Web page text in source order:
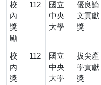
校
內
獎
勵
112
國立
中央
大學
優良論
文貢獻
獎
校
內
獎
112
國立
中央
大學
拔尖產
學貢獻
獎